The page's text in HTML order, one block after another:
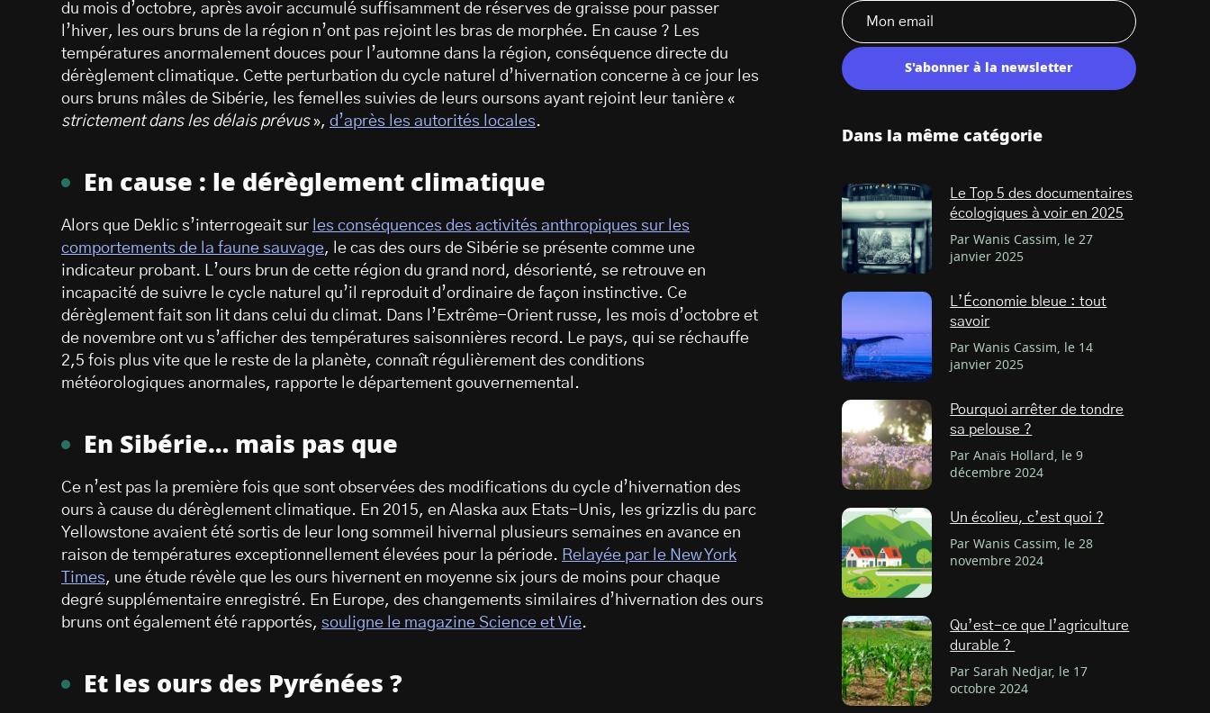
du mois d’octobre, après avoir accumulé suffisamment de réserves de graisse pour passer
l’hiver, les ours bruns de la région n’ont pas rejoint les bras de morphée. En cause ? Les
températures anormalement douces pour l’automne dans la région, conséquence directe du
dérèglement climatique. Cette perturbation du cycle naturel d’hivernation concerne à ce jour les
ours bruns mâles de Sibérie, les femelles suivies de leurs oursons ayant rejoint leur tanière «
strictement dans les délais prévus», d’après les autorités locales.
En cause : le dérèglement climatique
Alors que Deklic s’interrogeait sur les conséquences des activités anthropiques sur les
comportements de la faune sauvage, le cas des ours de Sibérie se présente comme une
indicateur probant. L’ours brun de cette région du grand nord, désorienté, se retrouve en
incapacité de suivre le cycle naturel qu’il reproduit d’ordinaire de façon instinctive. Ce
dérèglement fait son lit dans celui du climat. Dans l’Extrême-Orient russe, les mois d’octobre et
de novembre ont vu s’afficher des températures saisonnières record. Le pays, qui se réchauffe
2,5 fois plus vite que le reste de la planète, connaît régulièrement des conditions
météorologiques anormales, rapporte le département gouvernemental.
En Sibérie… mais pas que
Ce n’est pas la première fois que sont observées des modifications du cycle d’hivernation des
ours à cause du dérèglement climatique. En 2015, en Alaska aux Etats-Unis, les grizzlis du parc
Yellowstone avaient été sortis de leur long sommeil hivernal plusieurs semaines en avance en
raison de températures exceptionnellement élevées pour la période. Relayée par le New York
Times, une étude révèle que les ours hivernent en moyenne six jours de moins pour chaque
degré supplémentaire enregistré. En Europe, des changements similaires d’hivernation des ours
bruns ont également été rapportés, souligne le magazine Science et Vie.
Et les ours des Pyrénées ?
S'abonner à la newsletter
Dans la même catégorie
Le Top 5 des documentaires
écologiques à voir en 2025
Par Wanis Cassim, le 27
janvier 2025
L’Économie bleue : tout
savoir
Par Wanis Cassim, le 14
janvier 2025
Pourquoi arrêter de tondre
sa pelouse ?
Par Anaïs Hollard, le 9
décembre 2024
Un écolieu, c’est quoi ?
Par Wanis Cassim, le 28
novembre 2024
Qu’est-ce que l’agriculture
durable ?
Par Sarah Nedjar, le 17
octobre 2024